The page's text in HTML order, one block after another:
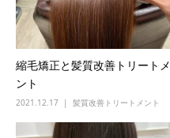
縮毛矯正と髪質改善トリートメ
ント
2021.12.17 髪質改善トリートメント